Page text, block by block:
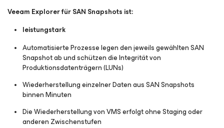
Veeam Explorer für SAN Snapshots ist:
leistungstark
Automatisierte Prozesse legen den jeweils gewählten SAN
Snapshot ab und schützen die Integrität von
Produktionsdatenträgern (LUNs)
Wiederherstellung einzelner Daten aus SAN Snapshots
binnen Minuten
Die Wiederherstellung von VMS erfolgt ohne Staging oder
anderen Zwischenstufen